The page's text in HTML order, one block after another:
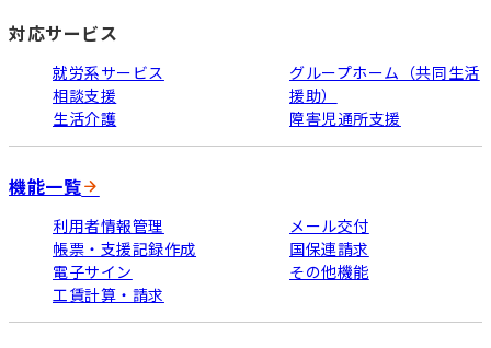
対応サービス
就労系サービス
相談支援
生活介護
グループホーム（共同生活
援助）
障害児通所支援
機能一覧
利用者情報管理
帳票・支援記録作成
電子サイン
工賃計算・請求
メール交付
国保連請求
その他機能